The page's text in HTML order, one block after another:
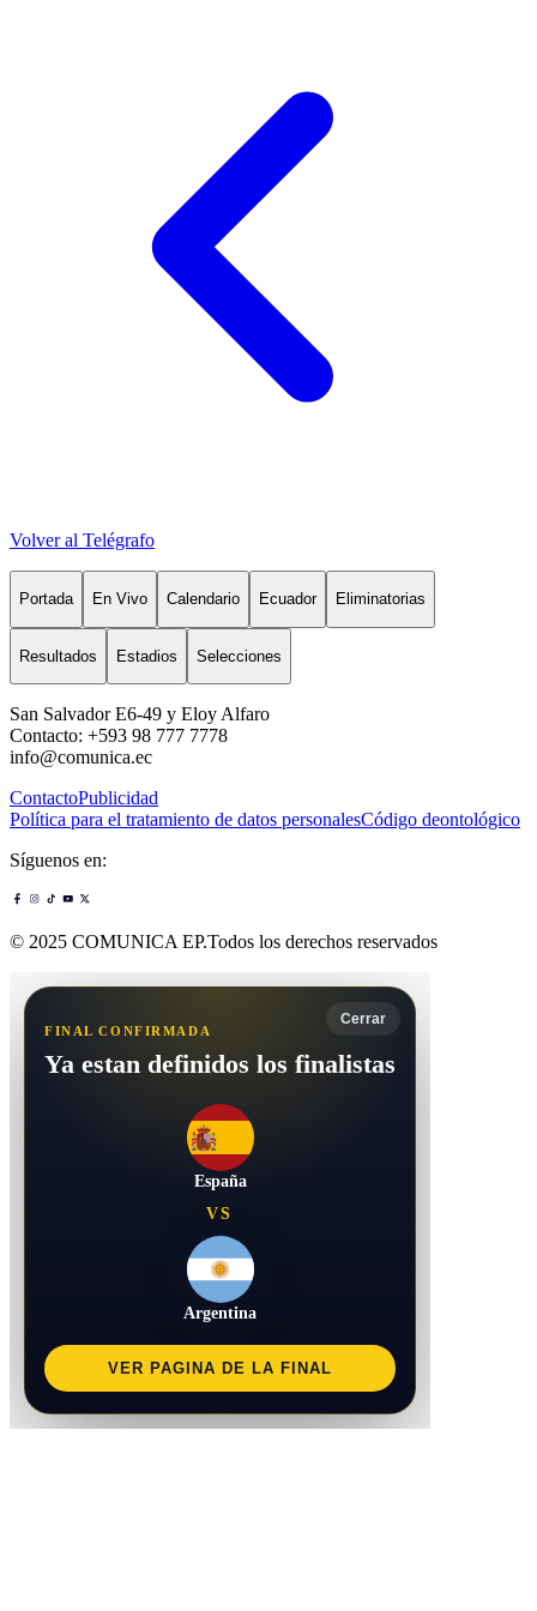
Volver al Telégrafo
Portada En Vivo Calendario Ecuador Eliminatorias
Resultados Estadios Selecciones
San Salvador E6-49 y Eloy Alfaro
Contacto: +593 98 777 7778
info@comunica.ec
ContactoPublicidad
Política para el tratamiento de datos personalesCódigo deontológico
Síguenos en:
© 2025 COMUNICA EP.Todos los derechos reservados
Cerrar
FINAL CONFIRMADA
Ya estan definidos los finalistas
España
VS
Argentina
VER PAGINA DE LA FINAL